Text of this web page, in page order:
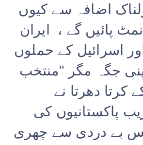
اضافہ سے کیوں
پائیں گے ، ایران
اسرائیل کے حملوں
جگہ مگر "منتخب
دھرتا نے
پاکستانیوں کی
بے دردی سے چھری